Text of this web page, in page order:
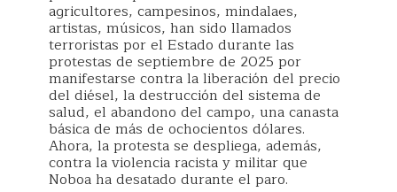
agricultores, campesinos, mindalaes,
artistas, músicos, han sido llamados
terroristas por el Estado durante las
protestas de septiembre de 2025 por
manifestarse contra la liberación del precio
del diésel, la destrucción del sistema de
salud, el abandono del campo, una canasta
básica de más de ochocientos dólares.
Ahora, la protesta se despliega, además,
contra la violencia racista y militar que
Noboa ha desatado durante el paro.